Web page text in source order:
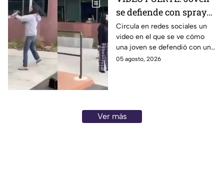
se defiende con spray
de alumna que la iba a
atacar con un martillo
¿en dónde fue?
Circula en redes sociales un
video en el que se ve cómo
una joven se defendió con un
spray de otra alumna que
05 agosto, 2026
Ver más